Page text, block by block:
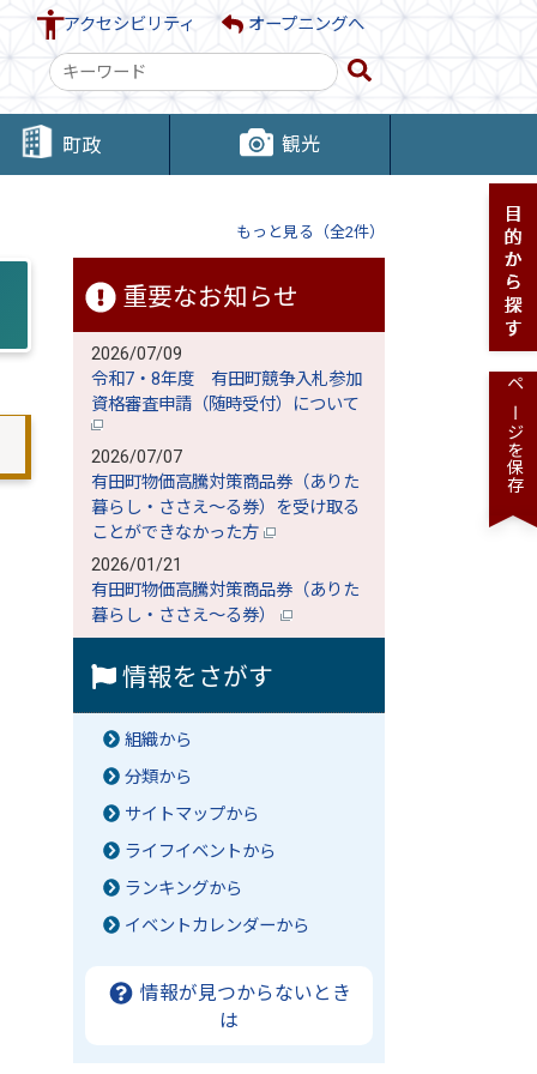
アクセシビリティ オープニングへ
検
索
キ
ー町政 観光
もっと見る（全2件）
重要なお知らせ
2026/07/09
令和7・8年度 有田町競争入札参加
資格審査申請（随時受付）について
2026/07/07
有田町物価高騰対策商品券（ありた
暮らし・ささえ～る券）を受け取る
ことができなかった方
2026/01/21
有田町物価高騰対策商品券（ありた
暮らし・ささえ～る券）
情報をさがす
組織から
分類から
サイトマップから
ライフイベントから
ランキングから
イベントカレンダーから
情報が見つからないとき
は
ページを保存